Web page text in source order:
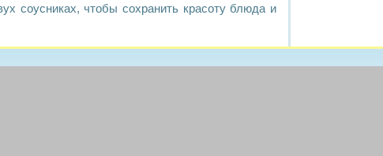
соусниках, чтобы сохранить красоту блюда и